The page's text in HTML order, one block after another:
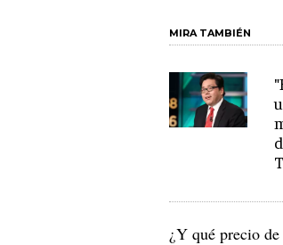
MIRA TAMBIÉN
¿Y qué precio